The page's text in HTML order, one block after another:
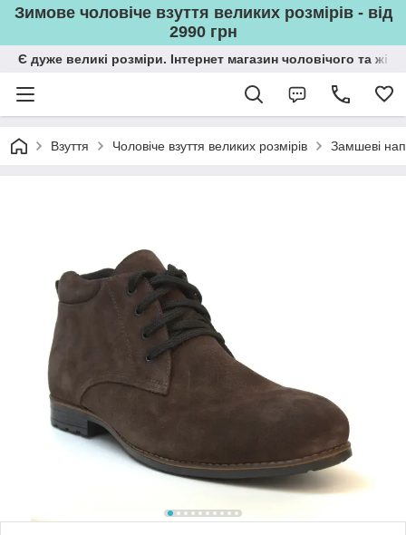
Зимове чоловіче взуття великих розмірів - від
2990 грн
Є дуже великі розміри. Інтернет магазин чоловічого та
Взуття Чоловіче взуття великих розмірів Замшеві